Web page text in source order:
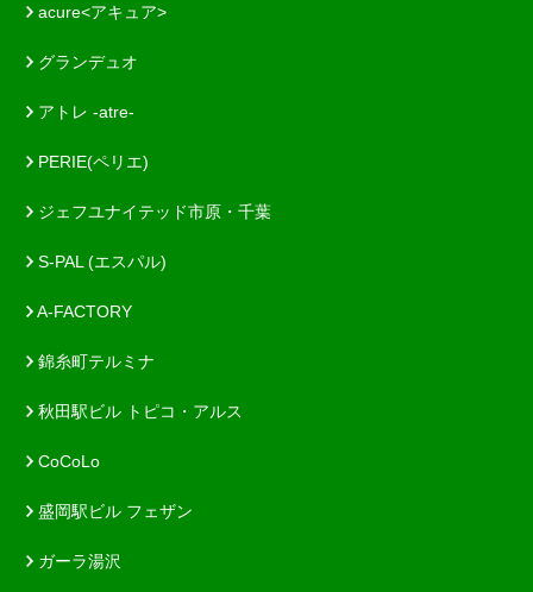
acure<アキュア>
グランデュオ
アトレ -atre-
PERIE(ペリエ)
ジェフユナイテッド市原・千葉
S-PAL (エスパル)
A-FACTORY
錦糸町テルミナ
秋田駅ビル トピコ・アルス
CoCoLo
盛岡駅ビル フェザン
ガーラ湯沢